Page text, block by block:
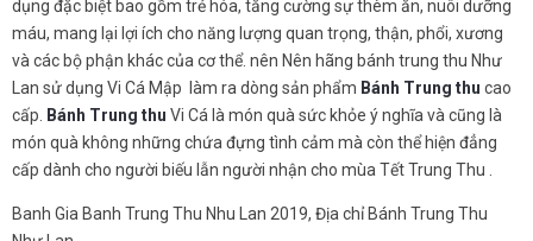
dụng đặc biệt bao gồm trẻ hóa, tăng cường sự thèm ăn, nuôi dưỡng
máu, mang lại lợi ích cho năng lượng quan trọng, thận, phổi, xương
và các bộ phận khác của cơ thể. nên Nên hãng bánh trung thu Như
Lan sử dụng Vi Cá Mập làm ra dòng sản phẩm Bánh Trung thu cao
cấp.
Bánh Trung thu Vi Cá là món quà sức khỏe ý nghĩa và cũng là
món quà không những chứa đựng tình cảm mà còn thể hiện đẳng
cấp dành cho người biếu lẫn người nhận cho mùa Tết Trung Thu .
Banh Gia Banh Trung Thu Nhu Lan 2019, Địa chỉ Bánh Trung Thu